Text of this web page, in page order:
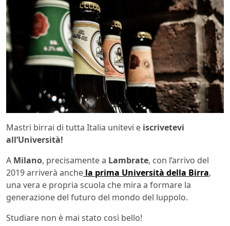
Mastri birrai di tutta Italia unitevi e iscrivetevi
all’Università!
A Milano, precisamente a Lambrate, con l’arrivo del
2019 arriverà anche la prima Università della Birra,
una vera e propria scuola che mira a formare la
generazione del futuro del mondo del luppolo.
Studiare non è mai stato così bello!